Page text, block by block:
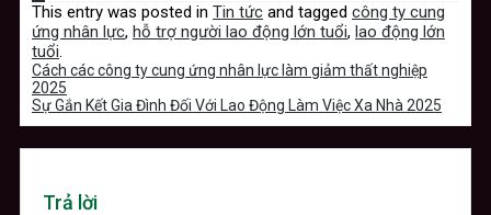
This entry was posted in Tin tức and tagged công ty cung
ứng nhân lực, hỗ trợ người lao động lớn tuổi, lao động lớn
tuổi.
Cách các công ty cung ứng nhân lực làm giảm thất nghiệp
2025
Sự Gắn Kết Gia Đình Đối Với Lao Động Làm Việc Xa Nhà 2025
Trả lời